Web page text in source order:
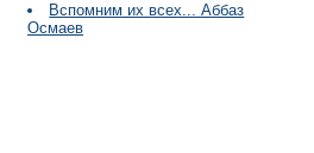
Вспомним их всех... Аббаз
Осмаев